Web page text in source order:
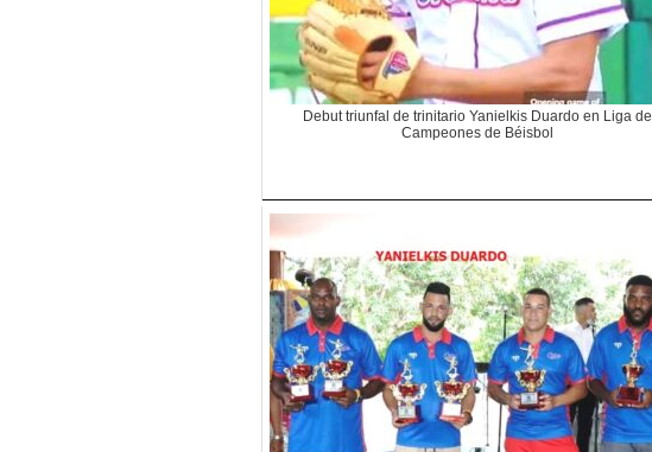
Debut triunfal de trinitario Yanielkis Duardo en Liga de
Campeones de Béisbol